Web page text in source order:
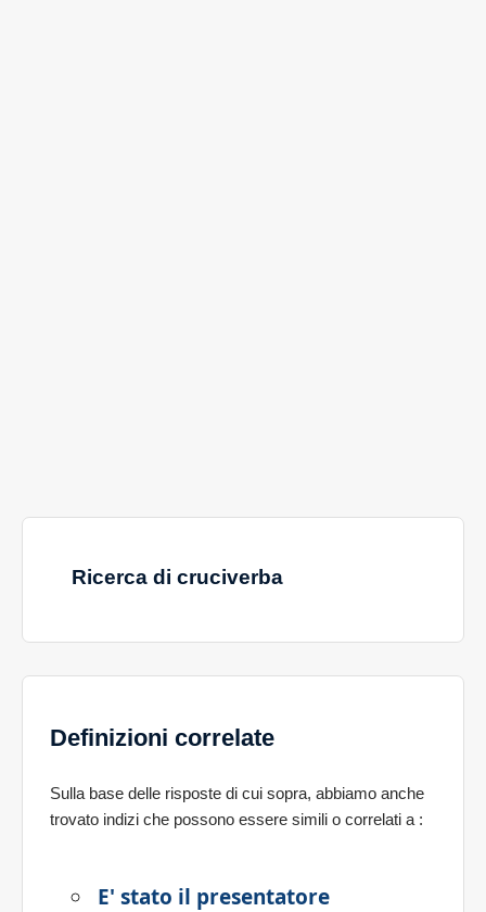
Ricerca di cruciverba
Definizioni correlate
Sulla base delle risposte di cui sopra, abbiamo anche
trovato indizi che possono essere simili o correlati a :
E' stato il presentatore